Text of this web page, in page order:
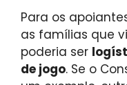
Para os
as famílias que
poderia ser
de jogo. Se o